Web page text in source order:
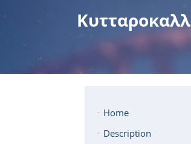
Home
Description